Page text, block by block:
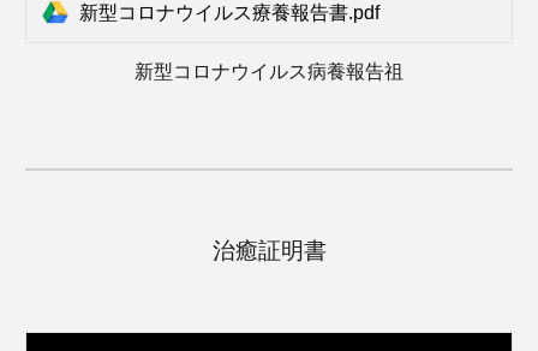
新型コロナウイルス療養報告書.pdf
新型コロナウイルス病養報告祖
治癒証明書